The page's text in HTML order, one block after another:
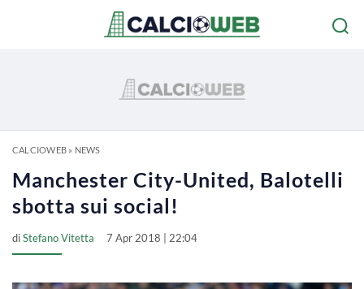
CALCIOWEB» NEWS
Manchester City-United, Balotelli
sbotta sui social!
diStefano Vitetta 7 Apr 2018 | 22:04